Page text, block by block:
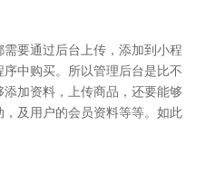
要通过后台上传，添加到小程
中购买。所以管理后台是比不
加资料，上传商品，还要能够
及用户的会员资料等等。如此